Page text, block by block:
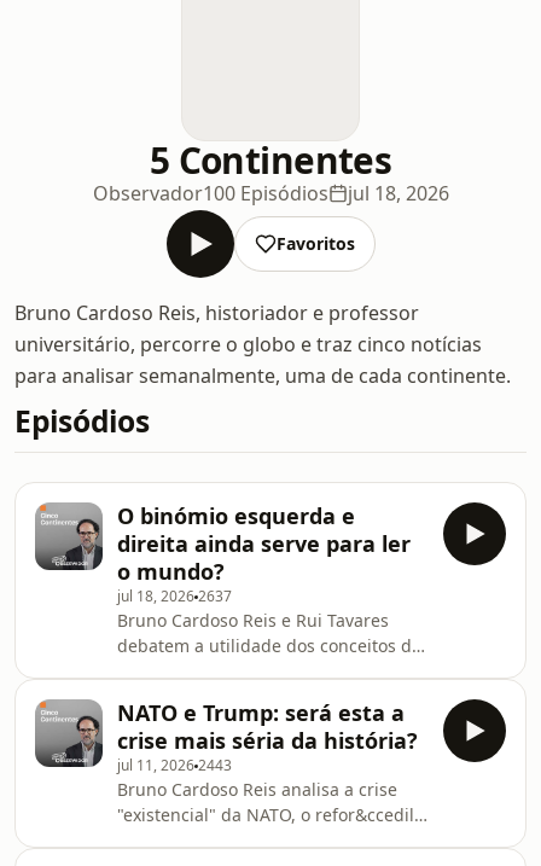
5 Continentes
Observador100 Episódios jul 18, 2026
Favoritos
Bruno Cardoso Reis, historiador e professor
universitário, percorre o globo e traz cinco notícias
para analisar semanalmente, uma de cada continente.
Episódios
O binómio esquerda e
direita ainda serve para ler
o mundo?
jul 18, 20262637
Bruno Cardoso Reis e Rui Tavares
debatem a utilidade dos conceitos de
ascens&atilde;o do populismo e a
necessidade de di&aacute;logos
maduros sobre o passado.See
omnystudio.com/listener for privacy
information.
NATO e Trump: será esta a
crise mais séria da história?
jul 11, 20262443
Bruno Cardoso Reis analisa a crise
"existencial" da NATO, o refor&ccedil;o